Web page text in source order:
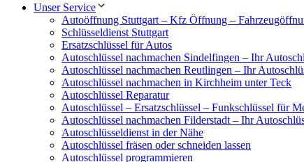
Unser Service
Autoöffnung Stuttgart – Kfz Öffnung –
Schlüsseldienst Stuttgart
Ersatzschlüssel für Autos
Autoschlüssel nachmachen Sindelfingen – Ihr
Autoschlüssel nachmachen Reutlingen – Ihr
Autoschlüssel nachmachen in Kirchheim unter Teck
Autoschlüssel Reparatur
Autoschlüssel – Ersatzschlüssel – Funkschlüssel für
Autoschlüssel nachmachen Filderstadt – Ihr
Autoschlüsseldienst in der Nähe
Autoschlüssel fräsen oder schneiden lassen
Autoschlüssel programmieren